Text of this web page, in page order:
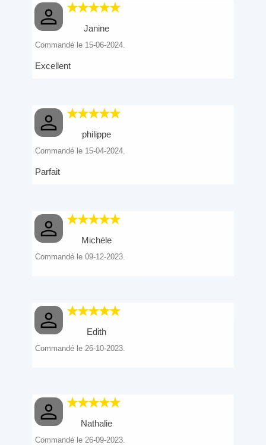
Janine
Commandé le 15-06-2024.
Excellent
philippe
Commandé le 15-04-2024.
Parfait
Michèle
Commandé le 09-12-2023.
Edith
Commandé le 26-10-2023.
Nathalie
Commandé le 26-09-2023.